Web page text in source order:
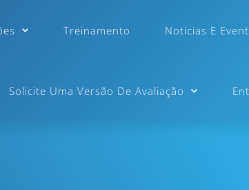
Treinamento Notícias E
Solicite Uma Versão De Avaliação